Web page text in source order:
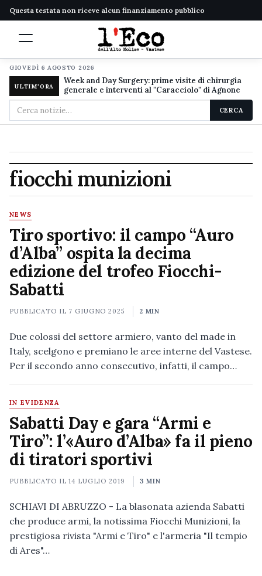
Questa testata non riceve alcun finanziamento pubblico
GIOVEDÌ 6 AGOSTO 2026
ULTIM'ORA
Week and Day Surgery: prime visite di chirurgia
generale e interventi al "Caracciolo" di Agnone
Cerca
nel
CERCA
fiocchi munizioni
NEWS
Tiro sportivo: il campo “Auro
d’Alba” ospita la decima
edizione del trofeo Fiocchi-
Sabatti
PUBBLICATO IL 7 GIUGNO 2025 2 MIN
Due colossi del settore armiero, vanto del made in
Italy, scelgono e premiano le aree interne del Vastese.
Per il secondo anno consecutivo, infatti, il campo…
IN EVIDENZA
Sabatti Day e gara “Armi e
Tiro”: l’«Auro d’Alba» fa il pieno
di tiratori sportivi
PUBBLICATO IL14 LUGLIO 2019 3 MIN
SCHIAVI DI ABRUZZO - La blasonata azienda Sabatti
che produce armi, la notissima Fiocchi Munizioni, la
prestigiosa rivista "Armi e Tiro" e l'armeria "Il tempio
di Ares"…